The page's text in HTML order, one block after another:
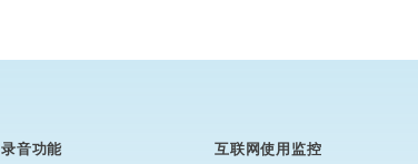
录音功能
互联网使用监控